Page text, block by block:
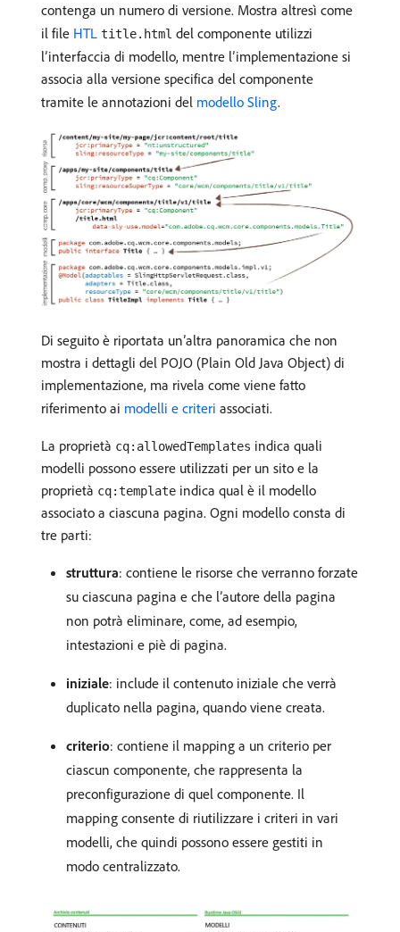
contenga un numero di versione. Mostra altresì come
il file HTL title.html del componente utilizzi
l’interfaccia di modello, mentre l’implementazione si
associa alla versione specifica del componente
tramite le annotazioni del modello Sling.
Di seguito è riportata un’altra panoramica che non
mostra i dettagli del POJO (Plain Old Java Object) di
implementazione, ma rivela come viene fatto
riferimento ai modelli e criteri associati.
La proprietà cq:allowedTemplates indica quali
modelli possono essere utilizzati per un sito e la
proprietà cq:template indica qual è il modello
associato a ciascuna pagina. Ogni modello consta di
tre parti:
struttura: contiene le risorse che verranno forzate
su ciascuna pagina e che l’autore della pagina
non potrà eliminare, come, ad esempio,
intestazioni e piè di pagina.
iniziale: include il contenuto iniziale che verrà
duplicato nella pagina, quando viene creata.
criterio: contiene il mapping a un criterio per
ciascun componente, che rappresenta la
preconfigurazione di quel componente. Il
mapping consente di riutilizzare i criteri in vari
modelli, che quindi possono essere gestiti in
modo centralizzato.